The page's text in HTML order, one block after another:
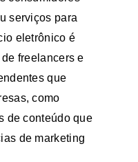
serviços para
eletrônico é
freelancers e
que
como
de conteúdo que
de marketing